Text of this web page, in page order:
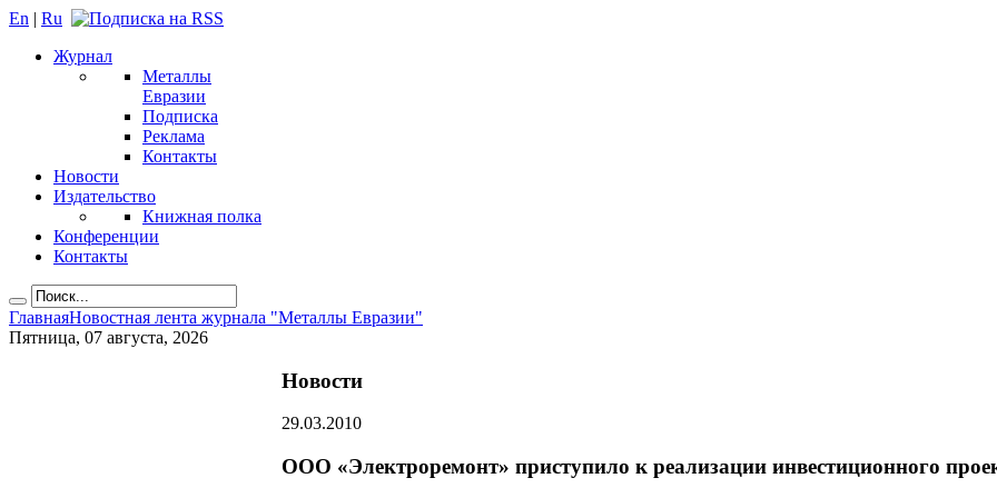
En | Ru
Журнал
Металлы
Евразии
Подписка
Реклама
Контакты
Новости
Издательство
Книжная полка
Конференции
Контакты
ГлавнаяНовостная лента журнала "Металлы Евразии"
Пятница, 07 августа, 2026
Новости
29.03.2010
ООО «Электроремонт» приступило к реализации инвестиционного